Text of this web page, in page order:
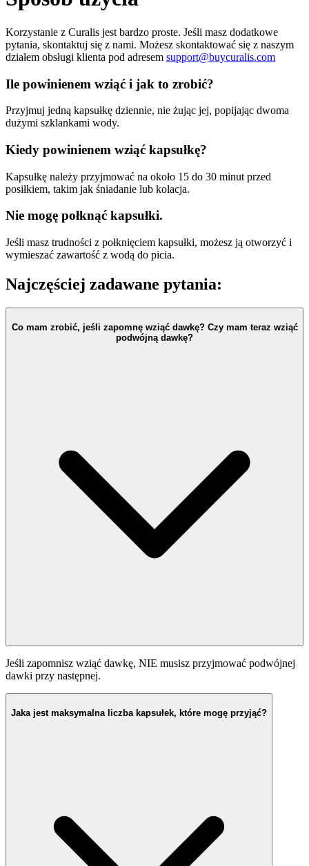
Korzystanie z Curalis jest bardzo proste. Jeśli masz dodatkowe
pytania, skontaktuj się z nami. Możesz skontaktować się z naszym
działem obsługi klienta pod adresem support@buycuralis.com
Ile powinienem wziąć i jak to zrobić?
Przyjmuj jedną kapsułkę dziennie, nie żując jej, popijając dwoma
dużymi szklankami wody.
Kiedy powinienem wziąć kapsułkę?
Kapsułkę należy przyjmować na około 15 do 30 minut przed
posiłkiem, takim jak śniadanie lub kolacja.
Nie mogę połknąć kapsułki.
Jeśli masz trudności z połknięciem kapsułki, możesz ją otworzyć i
wymieszać zawartość z wodą do picia.
Najczęściej zadawane pytania:
Co mam zrobić, jeśli zapomnę wziąć dawkę? Czy mam teraz wziąć
podwójną dawkę?
Jeśli zapomnisz wziąć dawkę, NIE musisz przyjmować podwójnej
dawki przy następnej.
Jaka jest maksymalna liczba kapsułek, które mogę przyjąć?